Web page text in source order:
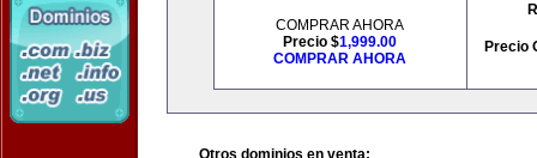
COMPRAR AHORA
Precio $1,999.00
COMPRAR AHORA
Precio
Otros dominios en venta: